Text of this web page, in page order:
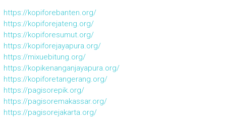
https://kopiforebanten.org/
https://kopiforejateng.org/
https://kopiforesumut.org/
https://kopiforejayapura.org/
https://mixuebitung.org/
https://kopikenanganjayapura.org/
https://kopiforetangerang.org/
https://pagisorepik.org/
https://pagisoremakassar.org/
https://pagisorejakarta.org/